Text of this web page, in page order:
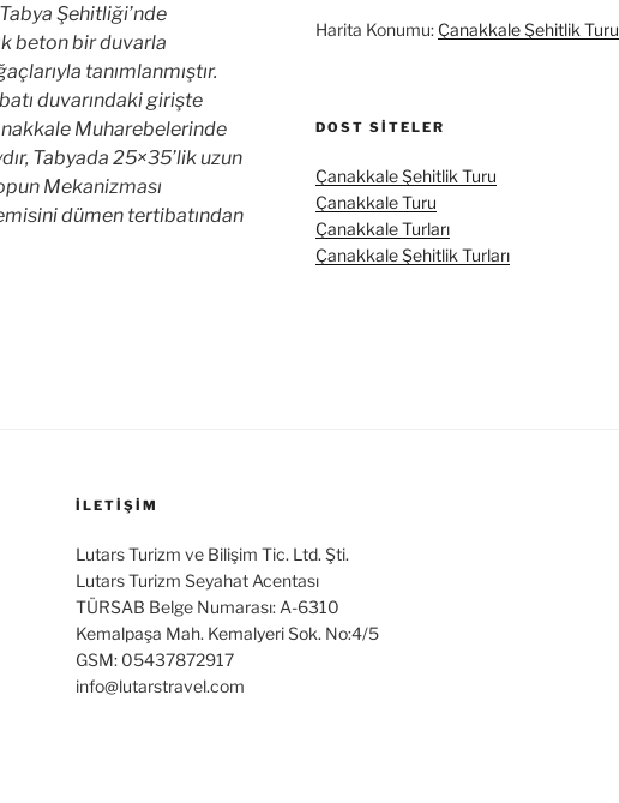
Şehitliği’nde
beton bir duvarla
tanımlanmıştır.
duvarındaki girişte
Muharebelerinde
Tabyada 25×35’lik uzun
Mekanizması
dümen tertibatından
Harita Konumu: Çanakkale Şehitlik Turu
DOST SITELER
Çanakkale Şehitlik Turu
Çanakkale Turu
Çanakkale Turları
Çanakkale Şehitlik Turları
İLETİŞİM
Lutars Turizm ve Bilişim Tic. Ltd. Şti.
Lutars Turizm Seyahat Acentası
TÜRSAB Belge Numarası: A-6310
Kemalpaşa Mah. Kemalyeri Sok. No:4/5
GSM: 05437872917
info@lutarstravel.com